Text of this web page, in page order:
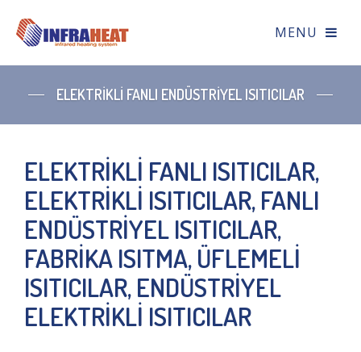
ELEKTRİKLİ FANLI ENDÜSTRİYEL ISITICILAR
ELEKTRİKLİ FANLI ISITICILAR,
ELEKTRİKLİ ISITICILAR, FANLI
ENDÜSTRİYEL ISITICILAR,
FABRİKA ISITMA, ÜFLEMELİ
ISITICILAR, ENDÜSTRİYEL
ELEKTRİKLİ ISITICILAR